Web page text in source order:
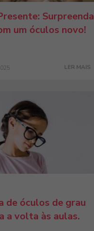
Surpreenda
um óculos novo!
LER MAIS
de óculos de grau
a volta às aulas.